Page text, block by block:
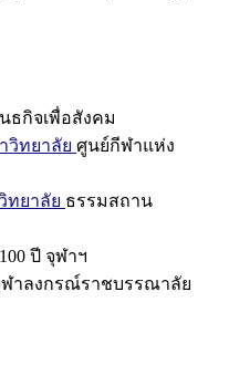
ธกิจเพื่อสังคม
วิทยาลัย ศูนย์กีฬาแห่ง
ทยาลัย ธรรมสถาน
ปี จุฬาฯ
ฬาลงกรณ์ราชบรรณาลัย